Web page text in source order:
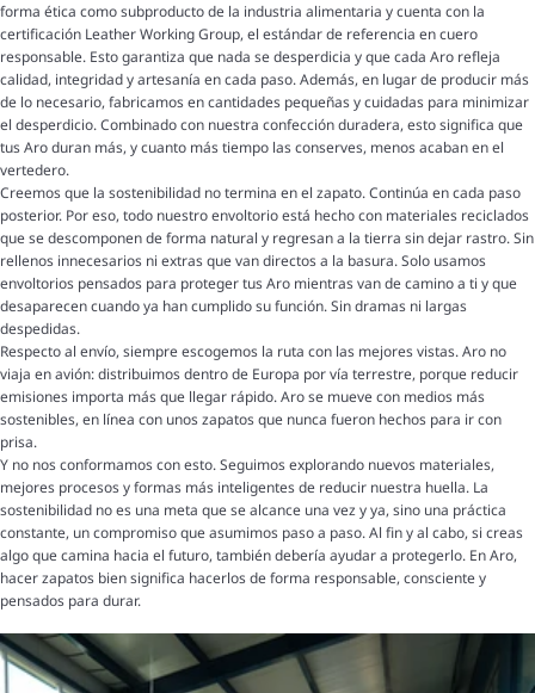
forma ética como subproducto de la industria alimentaria y cuenta con la
certificación Leather Working Group, el estándar de referencia en cuero
responsable. Esto garantiza que nada se desperdicia y que cada Aro refleja
calidad, integridad y artesanía en cada paso. Además, en lugar de producir más
de lo necesario, fabricamos en cantidades pequeñas y cuidadas para minimizar
el desperdicio. Combinado con nuestra confección duradera, esto significa que
tus Aro duran más, y cuanto más tiempo las conserves, menos acaban en el
vertedero.
Creemos que la sostenibilidad no termina en el zapato. Continúa en cada paso
posterior. Por eso, todo nuestro envoltorio está hecho con materiales reciclados
que se descomponen de forma natural y regresan a la tierra sin dejar rastro. Sin
rellenos innecesarios ni extras que van directos a la basura. Solo usamos
envoltorios pensados para proteger tus Aro mientras van de camino a ti y que
desaparecen cuando ya han cumplido su función. Sin dramas ni largas
despedidas.
Respecto al envío, siempre escogemos la ruta con las mejores vistas. Aro no
viaja en avión: distribuimos dentro de Europa por vía terrestre, porque reducir
emisiones importa más que llegar rápido. Aro se mueve con medios más
sostenibles, en línea con unos zapatos que nunca fueron hechos para ir con
prisa.
Y no nos conformamos con esto. Seguimos explorando nuevos materiales,
mejores procesos y formas más inteligentes de reducir nuestra huella. La
sostenibilidad no es una meta que se alcance una vez y ya, sino una práctica
constante, un compromiso que asumimos paso a paso. Al fin y al cabo, si creas
algo que camina hacia el futuro, también debería ayudar a protegerlo. En Aro,
hacer zapatos bien significa hacerlos de forma responsable, consciente y
pensados para durar.